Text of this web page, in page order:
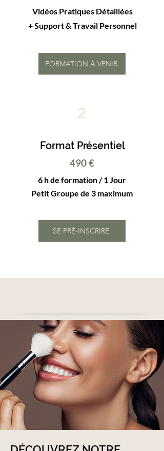
Vidéos Pratiques Détaillées
+ Support & Travail Personnel
FORMATION À VENIR
2
Format Présentiel
490 €
6 h de formation / 1 Jour
Petit Groupe de 3 maximum
SE PRÉ-INSCRIRE